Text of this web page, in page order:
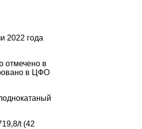
2022 года
отмечено в
в ЦФО
t (42